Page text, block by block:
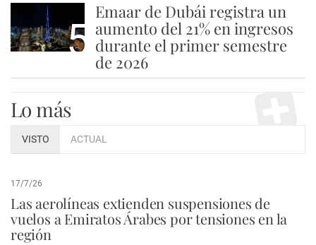
5
Emaar de Dubái registra un
aumento del 21% en ingresos
durante el primer semestre
de 2026
Lo más
VISTO ACTUAL
17/7/26
Las aerolíneas extienden suspensiones de
vuelos a Emiratos Árabes por tensiones en la
región